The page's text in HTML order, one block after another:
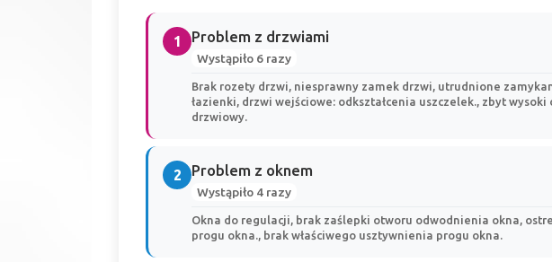
1 Problem z drzwiami
Wystąpiło 6 razy
Brak rozety drzwi, niesprawny zamek drzwi, utrudnione
łazienki, drzwi wejściowe: odkształcenia uszczelek., zbyt wysoki
drzwiowy.
2 Problem z oknem
Wystąpiło 4 razy
Okna do regulacji, brak zaślepki otworu odwodnienia okna,
progu okna., brak właściwego usztywnienia progu okna.